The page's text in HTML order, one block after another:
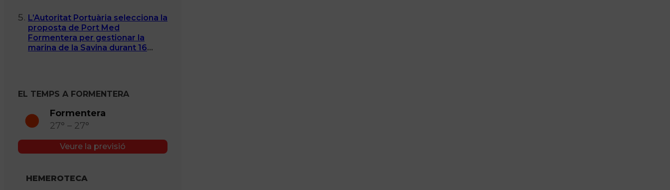
L’Autoritat Portuària selecciona la
proposta de Port Med
Formentera per gestionar la
marina de la Savina durant 16
EL TEMPS A FORMENTERA
Formentera
27° – 27°
Veure la previsió
HEMEROTECA